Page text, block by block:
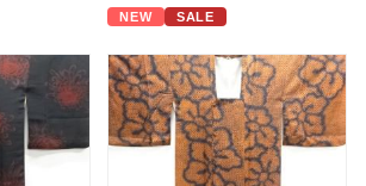
NEW SALE